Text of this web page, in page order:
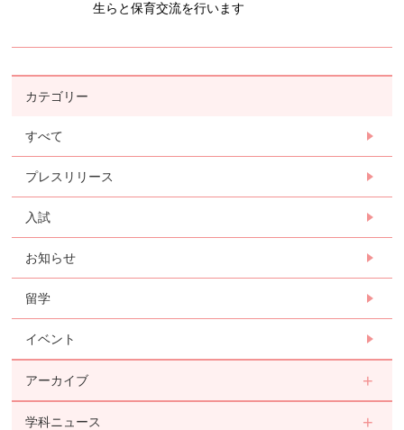
生らと保育交流を行います
カテゴリー
すべて
プレスリリース
入試
お知らせ
留学
イベント
アーカイブ
学科ニュース